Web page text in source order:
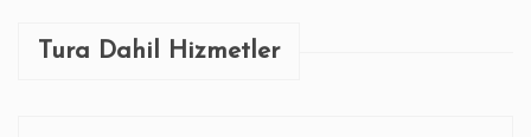
Tura Dahil Hizmetler